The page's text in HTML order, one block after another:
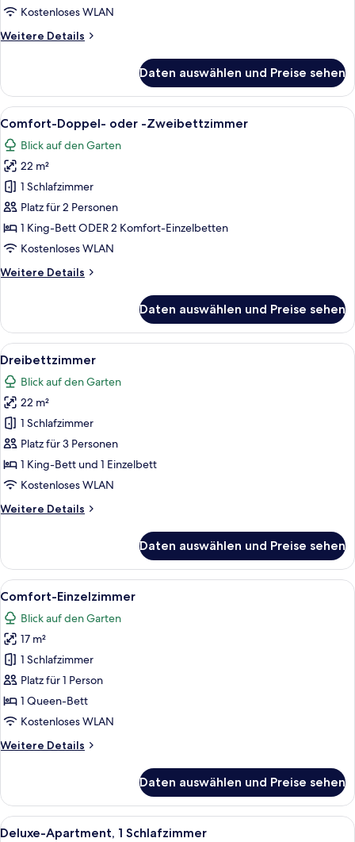
Kostenloses WLAN
Weitere Details
Weitere
Doppelzimmer
Daten auswählen und Preise sehen
Alle
Fotos
für
Comfort-
Doppel-
oder
-
Zweibettzimmer
Ein Hotelzimmer mit einem großen
22
Comfort-Doppel- oder -Zweibettzimmer
Blick auf den Garten
22 m²
1 Schlafzimmer
Platz für 2 Personen
1 King-Bett ODER 2 Komfort-Einzelbetten
Kostenloses WLAN
Weitere Details
Weitere
Doppel-
oder
-
Zweibettzimmer
Daten auswählen und Preise sehen
Alle
Fotos
für
Dreibettzimmer
anzeigen
Ein Hotelzimmer mit Bett,
16
Dreibettzimmer
Blick auf den Garten
22 m²
1 Schlafzimmer
Platz für 3 Personen
1 King-Bett und 1 Einzelbett
Kostenloses WLAN
Weitere Details
Weitere
Daten auswählen und Preise sehen
Alle
Fotos
für
Comfort-
Einzelzimmer
anzeigen
Ein Hotelzimmer mit Bett,
18
Comfort-Einzelzimmer
Blick auf den Garten
17 m²
1 Schlafzimmer
Platz für 1 Person
1 Queen-Bett
Kostenloses WLAN
Weitere Details
Weitere
Einzelzimmer
Daten auswählen und Preise sehen
Alle
Ein modernes Hotelzimmer mit Bett,
12
Deluxe-Apartment, 1 Schlafzimmer